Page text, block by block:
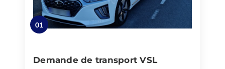
01
Demande de transport VSL